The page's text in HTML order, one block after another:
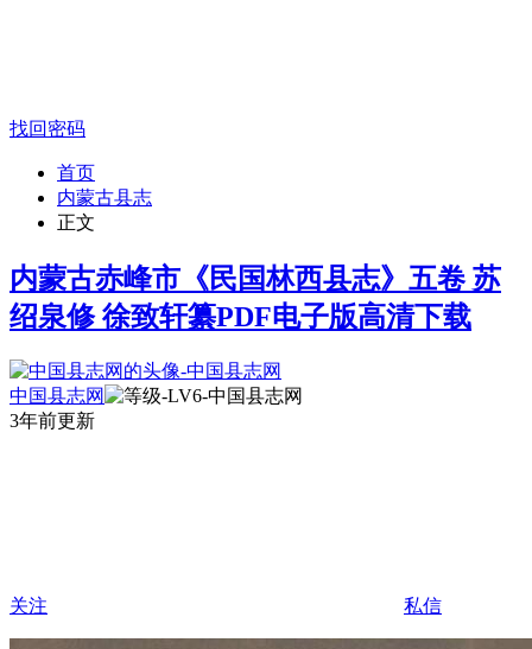
找回密码
首页
内蒙古县志
正文
内蒙古赤峰市《民国林西县志》五卷 苏
绍泉修 徐致轩纂PDF电子版高清下载
中国县志网
3年前更新
关注 私信